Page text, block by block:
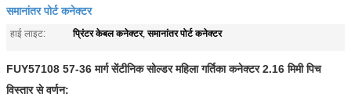
समानांतर पोर्ट कनेक्टर
हाई लाइट: प्रिंटर केबल कनेक्टर,समानांतर पोर्ट कनेक्टर
FUY57108 57-36 मार्ग सेंटीनिक सोल्डर महिला गर्तिका कनेक्टर 2.16 मिमी पिच
विस्तार से वर्णन: